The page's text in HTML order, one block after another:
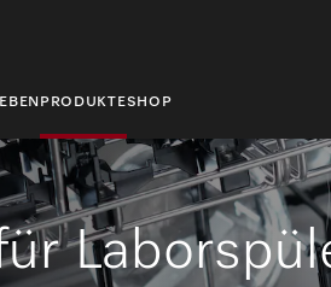
PRODUKTESHOP